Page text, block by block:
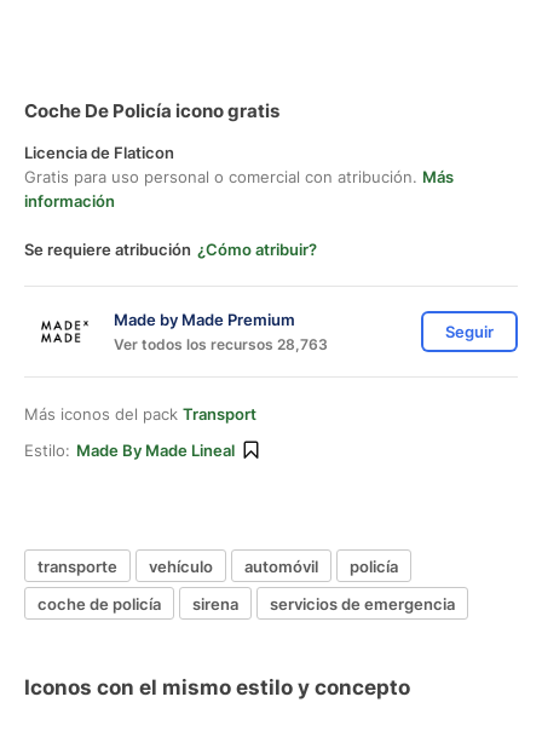
Coche De Policía icono gratis
Licencia de Flaticon
Gratis para uso personal o comercial con atribución. Más
información
Se requiere atribución ¿Cómo atribuir?
Made by Made Premium
Ver todos los recursos 28,763
Seguir
Más iconos del pack Transport
Estilo: Made By Made Lineal
transporte vehículo automóvil
policía
coche de policía
sirena servicios de emergencia
Iconos con el mismo estilo y concepto